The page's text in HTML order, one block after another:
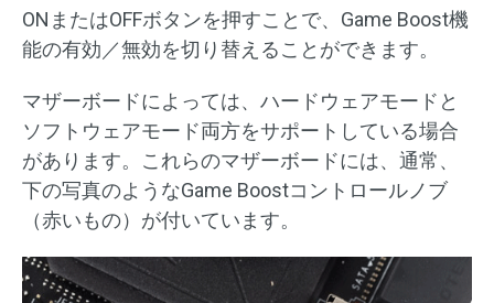
ONまたはOFFボタンを押すことで、Game Boost機
能の有効／無効を切り替えることができます。
マザーボードによっては、ハードウェアモードと
ソフトウェアモード両方をサポートしている場合
があります。これらのマザーボードには、通常、
下の写真のようなGame Boostコントロールノブ
（赤いもの）が付いています。